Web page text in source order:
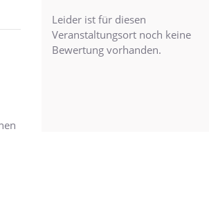
Leider ist für diesen
Veranstaltungsort noch keine
Bewertung vorhanden.